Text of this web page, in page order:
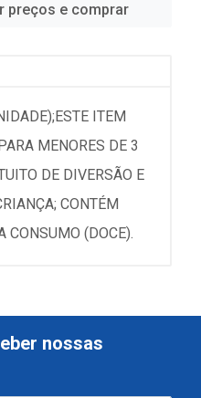
preços e comprar
ITEM
MENORES DE 3
DE DIVERSÃO E
CONTÉM
CONSUMO (DOCE).
nossas